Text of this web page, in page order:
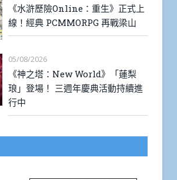
《水滸歷險Online：重生》正式上
線！經典 PCMMORPG 再戰梁山
05/08/2026
《神之塔：New World》「蓮梨
琅」登場！ 三週年慶典活動持續進
行中